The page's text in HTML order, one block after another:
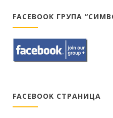
FACEBOOK ГРУПА
FACEBOOK СТРАНИЦА